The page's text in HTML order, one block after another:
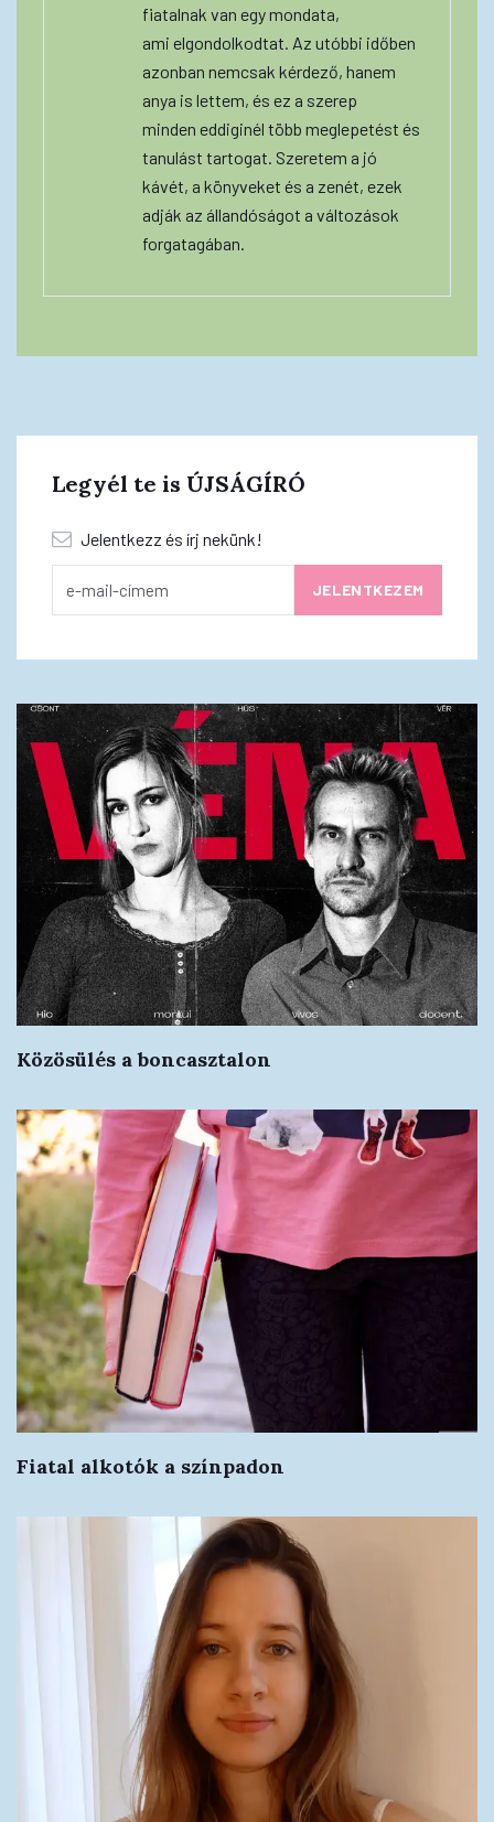
fiatalnak van egy mondata,
ami elgondolkodtat. Az utóbbi időben
azonban nemcsak kérdező, hanem
anya is lettem, és ez a szerep
minden eddiginél több meglepetést és
tanulást tartogat. Szeretem a jó
kávét, a könyveket és a zenét, ezek
adják az állandóságot a változások
forgatagában.
Legyél te is ÚJSÁGÍRÓ
Jelentkezz és írj nekünk!
Közösülés a boncasztalon
Fiatal alkotók a színpadon